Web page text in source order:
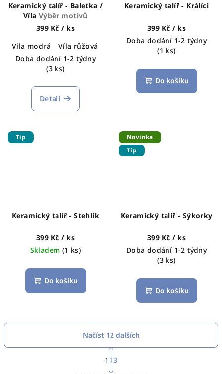
Keramický talíř - Baletka /
VílaVýběr motivů
399 Kč / ks
Víla modrá
Víla růžová
Víla oranžová
Doba dodání 1-2 týdny
(3 ks)
Detail
Keramický talíř - Králíci
399 Kč / ks
Doba dodání 1-2 týdny
(1 ks)
Do košíku
Tip
Keramický talíř - Stehlík
399 Kč / ks
Skladem (1 ks)
Do košíku
Novinka
Tip
Keramický talíř - Sýkorky
399 Kč / ks
Doba dodání 1-2 týdny
(3 ks)
Do košíku
O
Načíst 12 dalších
S
t
r
1
3